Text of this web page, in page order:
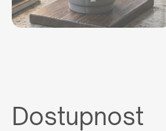
Dostupnost